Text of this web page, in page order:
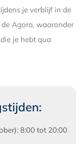
je verblijf in de
Agora, waaronder
je hebt qua
: 8:00 tot 20:00